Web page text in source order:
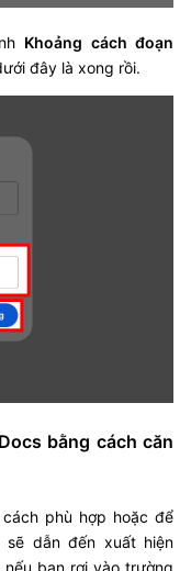
Khoảng cách đoạn
đây là xong rồi.
bằng cách căn
phù hợp hoặc để
sẽ dẫn đến xuất hiện